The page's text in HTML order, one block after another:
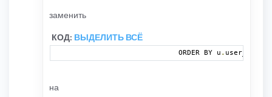
заменить
КОД: ВЫДЕЛИТЬ ВСЁ
			ORDER BY u
.
на